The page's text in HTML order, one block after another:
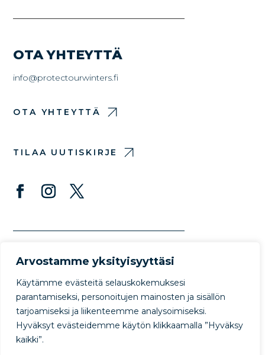
Arvostamme yksityisyyttäsi
Käytämme evästeitä selauskokemuksesi
parantamiseksi, personoitujen mainosten ja sisällön
tarjoamiseksi ja liikenteemme analysoimiseksi.
Hyväksyt evästeidemme käytön klikkaamalla ”Hyväksy
kaikki”.
OTA YHTEYTTÄ
info@protectourwinters.fi
OTA YHTEYTTÄ
TILAA UUTISKIRJE
© Copyright Protect Our Winters 2022
Privacy Policy